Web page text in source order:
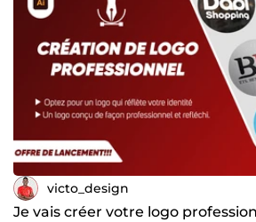
victo_design
Je vais créer votre logo